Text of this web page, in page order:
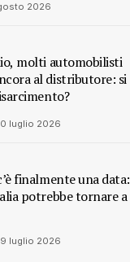
2026
molti automobilisti
al distributore: si
luglio 2026
finalmente una data:
potrebbe tornare a
luglio 2026